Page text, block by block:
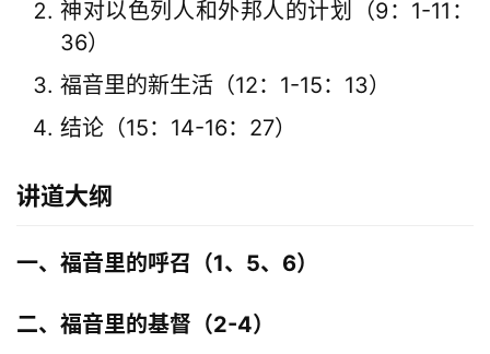
神对以色列人和外邦人的计划（9：1-11：
36）
福音里的新生活（12：1-15：13）
结论（15：14-16：27）
讲道大纲
一、福音里的呼召（1、5、6）
二、福音里的基督（2-4）